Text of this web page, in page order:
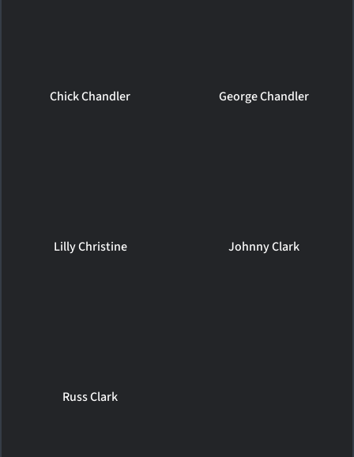
Chick Chandler George Chandler
Lilly Christine Johnny Clark
Russ Clark